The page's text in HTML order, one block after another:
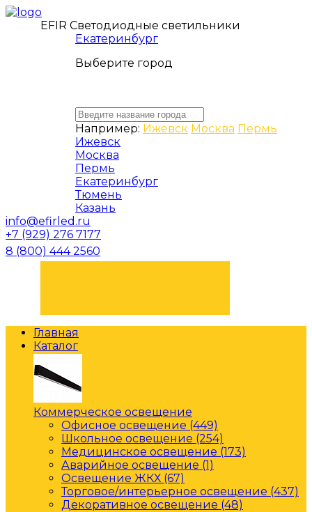
EFIR Светодиодные светильники
Екатеринбург
Выберите город
Например: Ижевск Москва Пермь
Ижевск
Москва
Пермь
Екатеринбург
Тюмень
Казань
info@efirled.ru
+7 (929) 276 7177
8 (800) 444 2560
Главная
Каталог
Коммерческое освещение
Офисное освещение (449)
Школьное освещение (254)
Медицинское освещение (173)
Аварийное освещение (1)
Освещение ЖКХ (67)
Торговое/интерьерное освещение (437)
Декоративное освещение (48)